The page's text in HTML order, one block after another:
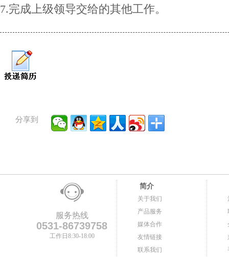
7.完成上级领导交给的其他工作。
分享到
服务热线
0531-86739758
工作日8:30-18:00
简介
关于我们
产品服务
媒体合作
友情链接
联系我们